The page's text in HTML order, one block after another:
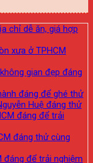
chỉ dễ ăn, giá hợp
xưa ở TPHCM
gian đẹp đáng
đáng để ghé thử
Huệ đáng thử
đáng để trải
đáng thử cùng
đáng để trải nghiệm